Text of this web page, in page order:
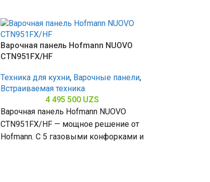
Варочная панель Hofmann NUOVO
CTN951FX/HF
Техника для кухни, Варочные панели,
Встраиваемая техника
4 495 500 UZS
Варочная панель Hofmann NUOVO
CTN951FX/HF — мощное решение от
Hofmann. С 5 газовыми конфорками и